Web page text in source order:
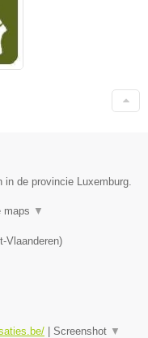
de provincie Luxemburg.
maps ▼
Vlaanderen)
Screenshot ▼